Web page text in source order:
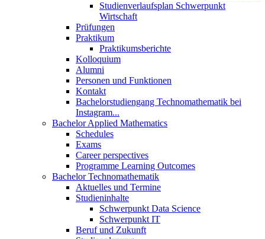
Studienverlaufsplan Schwerpunkt
Wirtschaft
Prüfungen
Praktikum
Praktikumsberichte
Kolloquium
Alumni
Personen und Funktionen
Kontakt
Bachelorstudiengang Technomathematik bei
Instagram...
Bachelor Applied Mathematics
Schedules
Exams
Career perspectives
Programme Learning Outcomes
Bachelor Technomathematik
Aktuelles und Termine
Studieninhalte
Schwerpunkt Data Science
Schwerpunkt IT
Beruf und Zukunft